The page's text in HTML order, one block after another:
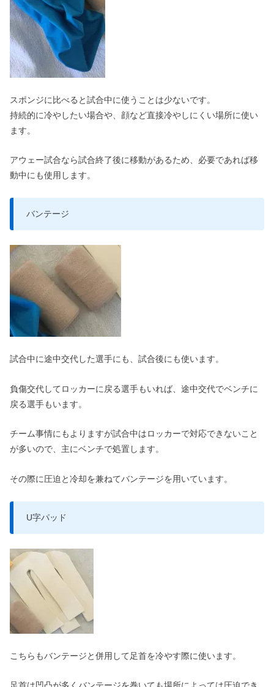
スポンジに比べると試合中に使うことは少ないです。
持続的に冷やしたい場合や、顔など直接冷やしにくい場所に使い
ます。
アウェー試合なら試合終了後に移動があるため、必要であれば移
動中にも使用します。
バンテージ
試合中に途中交代した選手にも、試合後にも使います。
負傷交代してロッカーに戻る選手もいれば、途中交代でベンチに
戻る選手もいます。
チーム事情にもよりますが試合中はロッカーで対応できないこと
が多いので、主にベンチで処置します。
その際に圧迫と冷却を兼ねてバンテージを用いています。
U字パッド
こちらもバンテージと併用して足首を冷やす際に使います。